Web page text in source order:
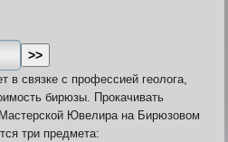
Дом пробудившихся.
Дом Пробудившихся.
фракций
Живые легенды
в связке с профессией геолога,
бирюзы. Прокачивать
Ювелира на Бирюзовом
три предмета: